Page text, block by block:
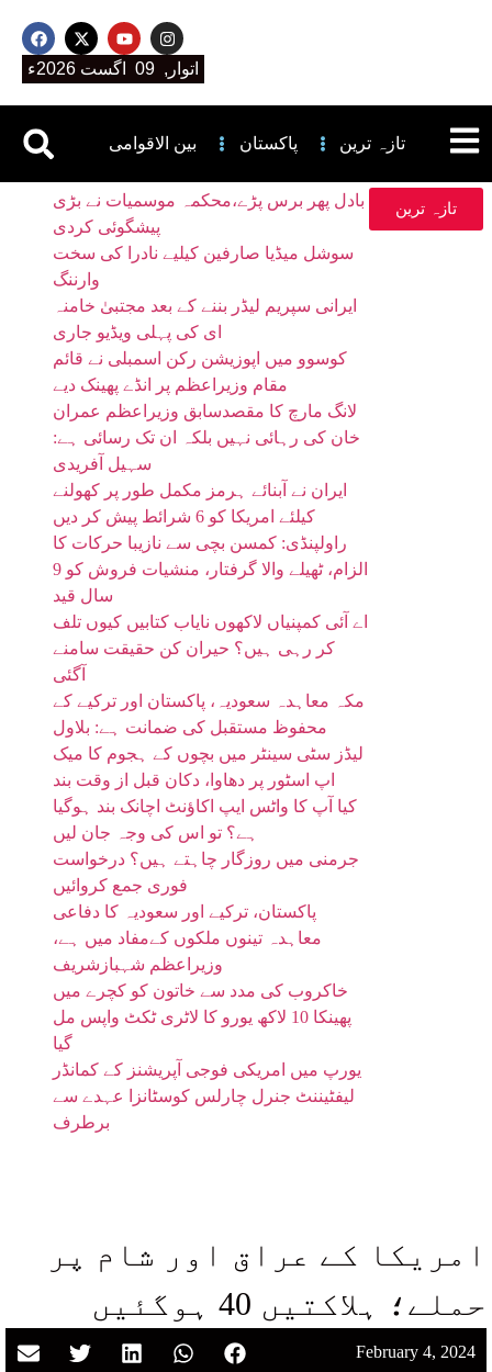
اتوار, 09 اگست 2026ء
بین الاقوامی پاکستان تازہ ترین
تازہ ترین
بادل پھر برس پڑے،محکمہ موسمیات نے بڑی
پیشگوئی کردی
سوشل میڈیا صارفین کیلیے نادرا کی سخت
وارننگ
ایرانی سپریم لیڈر بننے کے بعد مجتبیٰ خامنہ
ای کی پہلی ویڈیو جاری
کوسوو میں اپوزیشن رکن اسمبلی نے قائم
مقام وزیراعظم پر انڈے پھینک دیے
لانگ مارچ کا مقصدسابق وزیراعظم عمران
خان کی رہائی نہیں بلکہ ان تک رسائی ہے:
سہیل آفریدی
ایران نے آبنائے ہرمز مکمل طور پر کھولنے
کیلئے امریکا کو 6 شرائط پیش کر دیں
راولپنڈی: کمسن بچی سے نازیبا حرکات کا
الزام، ٹھیلے والا گرفتار، منشیات فروش کو 9
سال قید
اے آئی کمپنیاں لاکھوں نایاب کتابیں کیوں تلف
کر رہی ہیں؟ حیران کن حقیقت سامنے
آگئی
مکہ معاہدہ سعودیہ، پاکستان اور ترکیے کے
محفوظ مستقبل کی ضمانت ہے: بلاول
لیڈز سٹی سینٹر میں بچوں کے ہجوم کا میک
اپ اسٹور پر دھاوا، دکان قبل از وقت بند
کیا آپ کا واٹس ایپ اکاؤنٹ اچانک بند ہوگیا
ہے؟ تو اس کی وجہ جان لیں
جرمنی میں روزگار چاہتے ہیں؟ درخواست
فوری جمع کروائیں
پاکستان، ترکیے اور سعودیہ کا دفاعی
معاہدہ تینوں ملکوں کےمفاد میں ہے،
وزیراعظم شہبازشریف
خاکروب کی مدد سے خاتون کو کچرے میں
پھینکا 10 لاکھ یورو کا لاٹری ٹکٹ واپس مل
گیا
یورپ میں امریکی فوجی آپریشنز کے کمانڈر
لیفٹیننٹ جنرل چارلس کوسٹانزا عہدے سے
برطرف
امریکا کے عراق اور شام پر
حملے؛ ہلاکتیں 40 ہوگئیں
February 4, 2024